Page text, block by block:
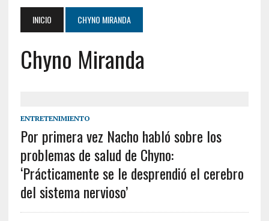
INICIO CHYNO MIRANDA
Chyno Miranda
ENTRETENIMIENTO
Por primera vez Nacho habló sobre los
problemas de salud de Chyno:
‘Prácticamente se le desprendió el cerebro
del sistema nervioso’